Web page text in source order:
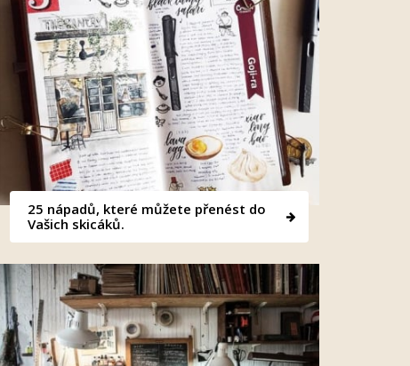
25 nápadů, které můžete přenést do
Vašich skicáků.